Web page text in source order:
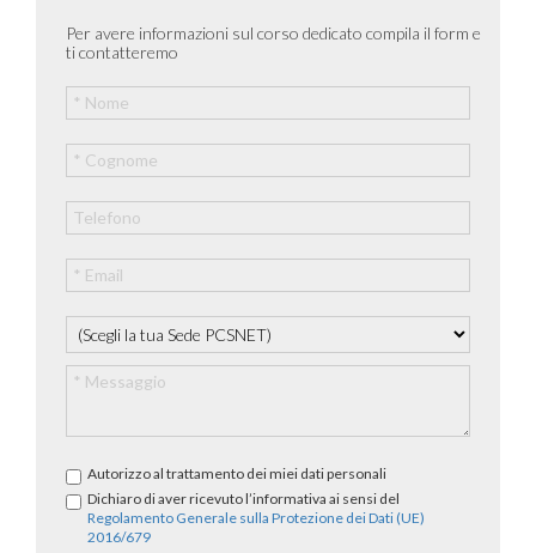
Per avere informazioni sul corso dedicato compila il form e
ti contatteremo
Autorizzo al trattamento dei miei dati personali
Dichiaro di aver ricevuto l’informativa ai sensi del
Regolamento Generale sulla Protezione dei Dati (UE)
2016/679